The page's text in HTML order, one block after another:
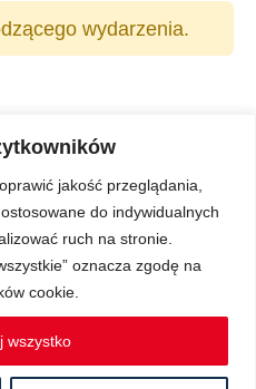
jakość przeglądania,
do indywidualnych
ruch na stronie.
oznacza zgodę na
cookie.
wszystko
wydarzenia.
Sercem do Pacjenta
Pacjenta on-line